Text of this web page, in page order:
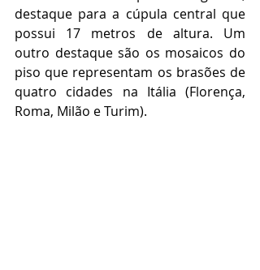
destaque para a cúpula central que
possui 17 metros de altura. Um
outro destaque são os mosaicos do
piso que representam os brasões de
quatro cidades na Itália (Florença,
Roma, Milão e Turim).